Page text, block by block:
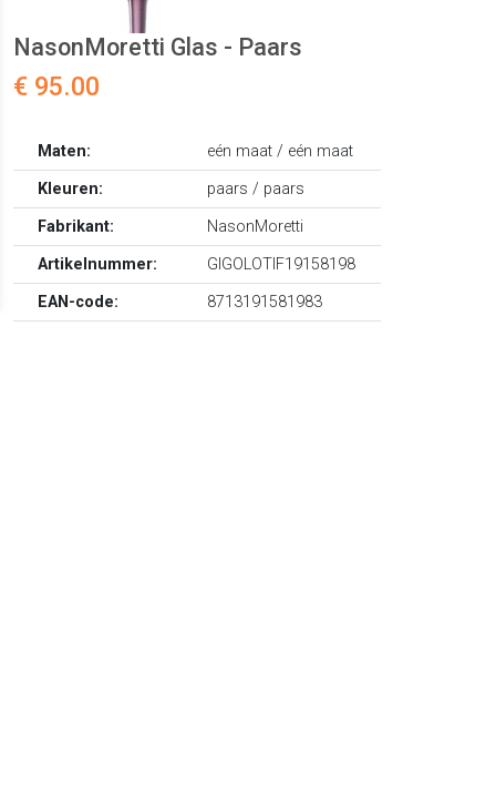
NasonMoretti Glas - Paars
€ 95.00
Maten:
eén maat / eén maat
Kleuren:
paars / paars
Fabrikant:
NasonMoretti
Artikelnummer:
GIGOLOTIF19158198
EAN-code:
8713191581983